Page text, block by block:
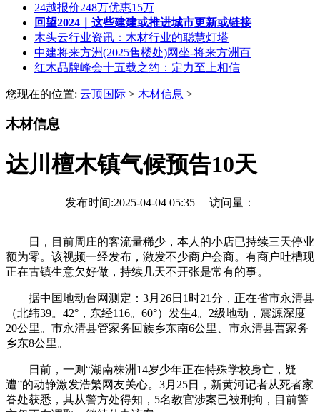
24越报价248万优惠15万
回望2024｜这些建建或推进城市更新或链接
木头云行业资讯：木材行业的聪慧灯塔
中建将来方洲(2025售楼处)网坐-将来方洲百
红木品牌峰会十五载之约：定力至上相信
您现在的位置: 云顶国际 > 木材信息 >
木材信息
达川檀木镇气候预告10天
发布时间:2025-04-04 05:35 访问量：
日，目前周庄的客流量稀少，本人的小店已持续三天停业
额为零。该视频一经发布，激发不少商户会商。有商户吐槽现
正在古镇生意欠好做，持续几天不开张是常有的事。
据中国地动台网测定：3月26日1时21分，正在省市永清县
（北纬39。42°，东经116。60°）发生4。2级地动，震源深度
20公里。市永清县管家务回族乡东南6公里、市永清县曹家务
乡东8公里。
日前，一则“湖南株洲14岁少年正在特殊学校身亡，疑
遭”的动静激发浩繁网友关心。3月25日，新黄河记者从死者家
眷处获悉，其从警方处得知，5名教官涉案已被刑拘，目前警